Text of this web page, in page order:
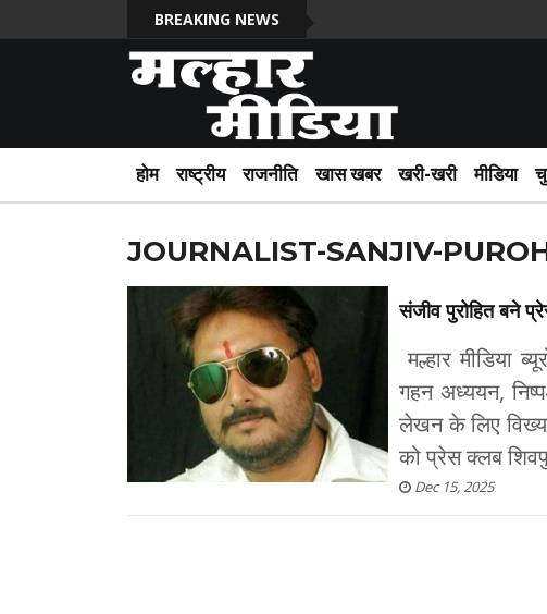
BREAKING NEWS
होम राष्ट्रीय राजनीति खास खबर खरी-खरी मीडिया
JOURNALIST-SANJIV-
संजीव पुरोहित बने
मल्हार मीडिया
गहन अध्ययन,
लेखन के लिए
को प्रेस क्लब
Dec 15, 2025